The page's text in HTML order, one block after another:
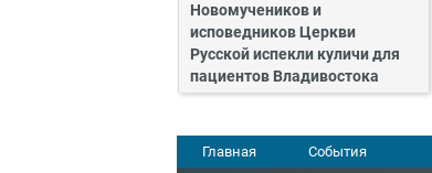
Новомучеников и
исповедников Церкви
Русской испекли куличи для
пациентов Владивостока
Главная События